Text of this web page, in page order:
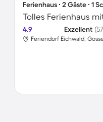
Ferienhaus ∙ 2 Gäste ∙ 1
4.9 Exzellent